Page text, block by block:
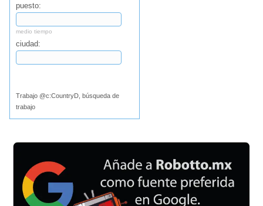
puesto:
medio tiempo
ciudad:
Trabajo @c:CountryD, búsqueda de
trabajo